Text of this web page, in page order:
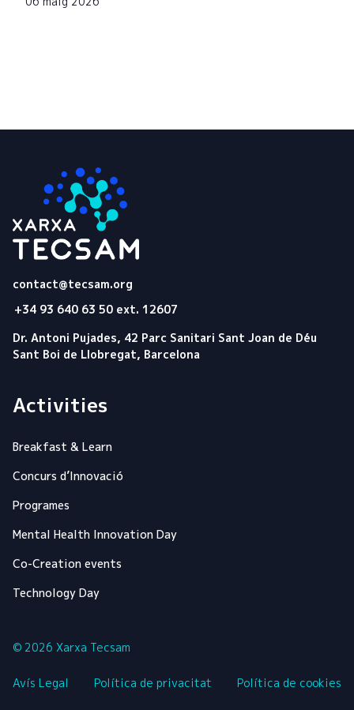
contact@tecsam.org
+34 93 640 63 50 ext. 12607
Dr. Antoni Pujades, 42 Parc Sanitari Sant Joan de Déu
Sant Boi de Llobregat, Barcelona
Activities
Breakfast & Learn
Concurs d’Innovació
Programes
Mental Health Innovation Day
Co-Creation events
Technology Day
© 2026 Xarxa Tecsam
Avís Legal Política de privacitat Política de cookies